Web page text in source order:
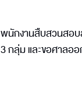
นักงานสืบสวนสอบ
กลุ่ม และขอศาลอ